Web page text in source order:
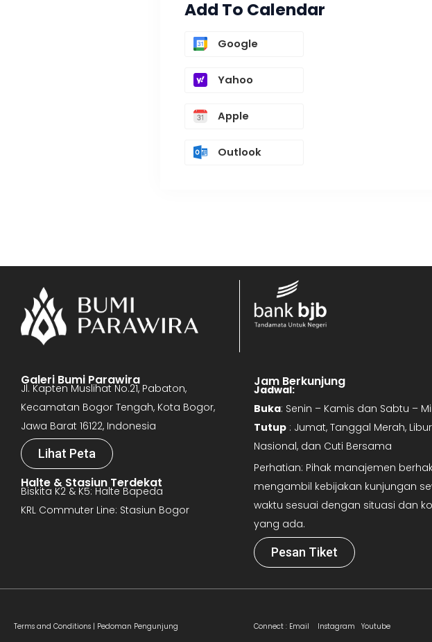
Add To Calendar
Google
Yahoo
Apple
Outlook
Galeri Bumi Parawira
Jl. Kapten Muslihat No.21, Pabaton,
Kecamatan Bogor Tengah, Kota Bogor,
Jawa Barat 16122, Indonesia
Lihat Peta
Halte & Stasiun Terdekat
Biskita K2 & K5: Halte Bapeda
KRL Commuter Line: Stasiun Bogor
Jam Berkunjung
Jadwal:
Buka: Senin – Kamis dan Sabtu –
Tutup : Jumat, Tanggal Merah, Libur
Nasional, dan Cuti Bersama
Perhatian: Pihak manajemen
mengambil kebijakan kunjungan
waktu sesuai dengan situasi dan
yang ada.
Pesan Tiket
Terms and Conditions | Pedoman Pengunjung Connect : Email Instagram Youtube